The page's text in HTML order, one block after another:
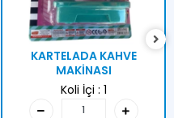
KARTELADA KAHVE
MAKİNASI
Koli İçi : 1